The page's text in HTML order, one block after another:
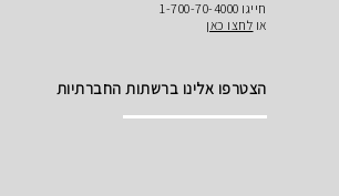
לחצו כאן
הצטרפו אלינו ברשתות החברתיות